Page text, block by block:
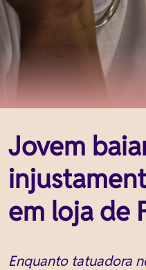
Jovem
em loja de
Enquanto tatuadora